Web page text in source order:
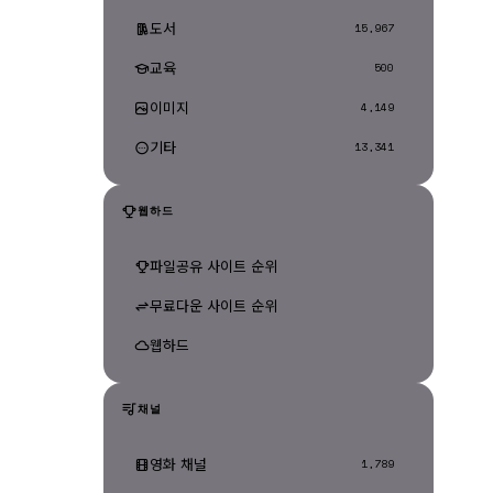
도서 15,967
교육 500
이미지 4,149
기타 13,341
웹하드
파일공유 사이트 순위
무료다운 사이트 순위
웹하드
채널
영화 채널 1,789